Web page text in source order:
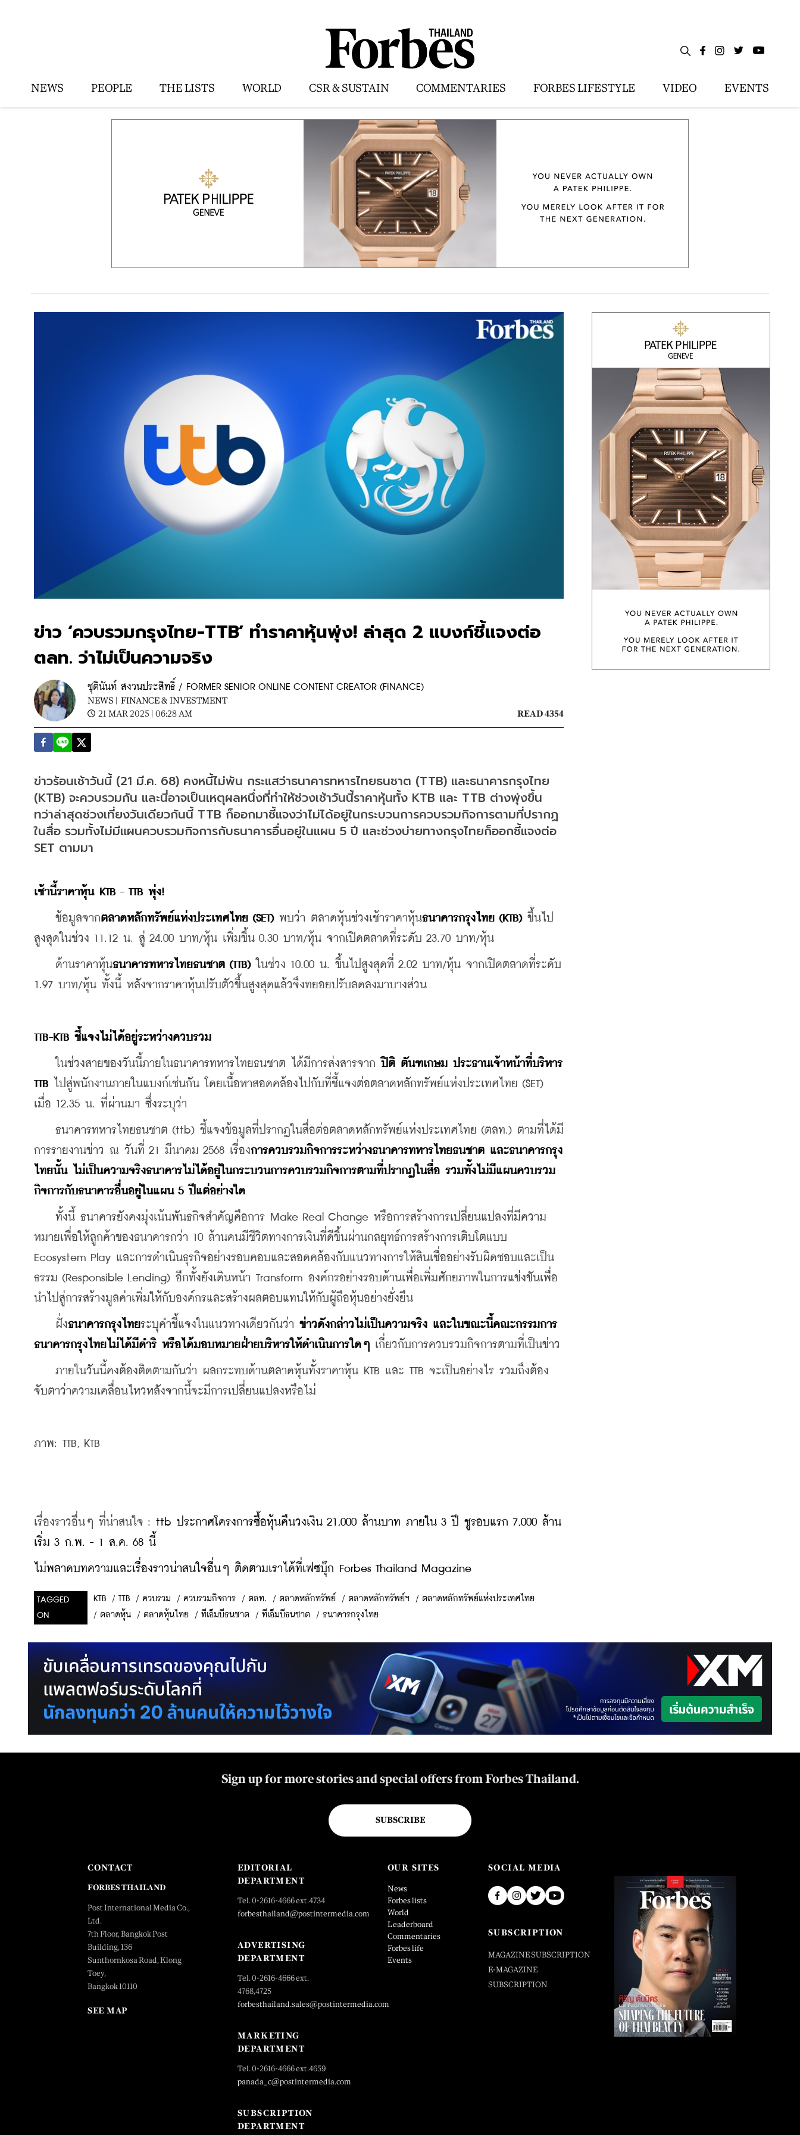
NEWS PEOPLE THE LISTS WORLD CSR & SUSTAIN COMMENTARIES FORBES LIFESTYLE VIDEO EVENTS
ข่าว ‘ควบรวมกรุงไทย-TTB’ ทำราคาหุ้นพุ่ง! ล่าสุด 2 แบงก์ชี้แจงต่อ
ตลท. ว่าไม่เป็นความจริง
ชุตินันท์ สงวนประสิทธิ์ / FORMER SENIOR ONLINE CONTENT CREATOR (FINANCE)
NEWS | FINANCE & INVESTMENT
21 MAR 2025 | 06:28 AM
READ 4354
ข่าวร้อนเช้าวันนี้ (21 มี.ค. 68) คงหนี้ไม่พ้น กระแสว่าธนาคารทหารไทยธนชาต (TTB) และธนาคารกรุงไทย
(KTB) จะควบรวมกัน และนี่อาจเป็นเหตุผลหนึ่งที่ทำให้ช่วงเช้าวันนี้ราคาหุ้นทั้ง KTB และ TTB ต่างพุ่งขึ้น
ทว่าล่าสุดช่วงเที่ยงวันเดียวกันนี้ TTB ก็ออกมาชี้แจงว่าไม่ได้อยู่ในกระบวนการควบรวมกิจการตามที่ปรากฏ
ในสื่อ รวมทั้งไม่มีแผนควบรวมกิจการกับธนาคารอื่นอยู่ในแผน 5 ปี และช่วงบ่ายทางกรุงไทยก็ออกชี้แจงต่อ
SET ตามมา
เช้านี้ราคาหุ้น KTB - TTB พุ่ง!
ข้อมูลจากตลาดหลักทรัพย์แห่งประเทศไทย (SET) พบว่า ตลาดหุ้นช่วงเช้าราคาหุ้นธนาคารกรุงไทย (KTB) ขึ้นไป
สูงสุดในช่วง 11.12 น. สู่ 24.00 บาท/หุ้น เพิ่มขึ้น 0.30 บาท/หุ้น จากเปิดตลาดที่ระดับ 23.70 บาท/หุ้น
ด้านราคาหุ้นธนาคารทหารไทยธนชาต (TTB)
ในช่วง 10.00 น. ขึ้นไปสูงสุดที่ 2.02 บาท/หุ้น จากเปิดตลาดที่ระดับ
1.97 บาท/หุ้น ทั้งนี้ หลังจากราคาหุ้นปรับตัวขึ้นสูงสุดแล้วจึงทยอยปรับลดลงมาบางส่วน
TTB-KTB ชี้แจงไม่ได้อยู่ระหว่างควบรวม
ในช่วงสายของวันนี้ภายในธนาคารทหารไทยธนชาต ได้มีการส่งสารจาก ปิติ ตันฑเกษม ประธานเจ้าหน้าที่บริหาร
TTB ไปสู่พนักงานภายในแบงก์เช่นกัน โดยเนื้อหาสอดคล้องไปกับที่ชี้แจงต่อตลาดหลักทรัพย์แห่งประเทศไทย (SET)
เมื่อ 12.35 น. ที่ผ่านมา ซึ่งระบุว่า
ธนาคารทหารไทยธนชาต (ttb) ชี้แจงข้อมูลที่ปรากฏในสื่อต่อตลาดหลักทรัพย์แห่งประเทศไทย (ตลท.) ตามที่ได้มี
การรายงานข่าว ณ วันที่ 21 มีนาคม 2568 เรื่องการควบรวมกิจการระหว่างธนาคารทหารไทยธนชาต และธนาคารกรุง
ไทยนั้น ไม่เป็นความจริงธนาคารไม่ได้อยู่ในกระบวนการควบรวมกิจการตามที่ปรากฏในสื่อ รวมทั้งไม่มีแผนควบรวม
กิจการกับธนาคารอื่นอยู่ในแผน 5 ปีแต่อย่างใด
ทั้งนี้ ธนาคารยังคงมุ่งเน้นพันธกิจสำคัญคือการ Make Real Change หรือการสร้างการเปลี่ยนแปลงที่มีความ
หมายเพื่อให้ลูกค้าของธนาคารกว่า 10 ล้านคนมีชีวิตทางการเงินที่ดีขึ้นผ่านกลยุทธ์การสร้างการเติบโตแบบ
Ecosystem Play และการดำเนินธุรกิจอย่างรอบคอบและสอดคล้องกับแนวทางการให้สินเชื่ออย่างรับผิดชอบและเป็น
ธรรม (Responsible Lending) อีกทั้งยังเดินหน้า Transform องค์กรอย่างรอบด้านเพื่อเพิ่มศักยภาพในการแข่งขันเพื่อ
นำไปสู่การสร้างมูลค่าเพิ่มให้กับองค์กรและสร้างผลตอบแทนให้กับผู้ถือหุ้นอย่างยั่งยืน
ฝั่งธนาคารกรุงไทยระบุคำชี้แจงในแนวทางเดียวกันว่า ข่าวดังกล่าวไม่เป็นความจริง และในขณะนี้คณะกรรมการ
ธนาคารกรุงไทยไม่ได้มีดำริ หรือได้มอบหมายฝ่ายบริหารให้ดำเนินการใดๆ เกี่ยวกับการควบรวมกิจการตามที่เป็นข่าว
ภายในวันนี้คงต้องติดตามกันว่า ผลกระทบด้านตลาดหุ้นทั้งราคาหุ้น KTB และ TTB จะเป็นอย่างไร รวมถึงต้อง
จับตาว่าความเคลื่อนไหวหลังจากนี้จะมีการเปลี่ยนแปลงหรือไม่
ภาพ: TTB, KTB
เรื่องราวอื่นๆ ที่น่าสนใจ : ttb ประกาศโครงการซื้อหุ้นคืนวงเงิน 21,000 ล้านบาท ภายใน 3 ปี ชูรอบแรก 7,000 ล้าน
เริ่ม 3 ก.พ. - 1 ส.ค. 68 นี้
ไม่พลาดบทความและเรื่องราวน่าสนใจอื่นๆ ติดตามเราได้ที่เฟซบุ๊ก Forbes Thailand Magazine
TAGGED
ON
KTB / TTB / ควบรวม / ควบรวมกิจการ / ตลท. / ตลาดหลักทรัพย์ / ตลาดหลักทรัพย์ฯ / ตลาดหลักทรัพย์แห่งประเทศไทย
/ ตลาดหุ้น / ตลาดหุ้นไทย / ทีเอ็มบีธนชาต / ทีเอ็มบีธนชาต / ธนาคารกรุงไทย
Sign up for more stories and special offers from Forbes Thailand.
SUBSCRIBE
CONTACT
FORBES THAILAND
Post International Media Co.,
Ltd.
7th Floor, Bangkok Post
Building, 136
Sunthornkosa Road, Klong
Toey,
Bangkok 10110
SEE MAP
EDITORIAL
DEPARTMENT
Tel. 0-2616-4666 ext.4734
forbesthailand@postintermedia.com
ADVERTISING
DEPARTMENT
Tel. 0-2616-4666 ext.
4768,4725
forbesthailand.sales@postintermedia.com
MARKETING
DEPARTMENT
Tel. 0-2616-4666 ext.4659
panada_c@postintermedia.com
SUBSCRIPTION
DEPARTMENT
OUR SITES
News
Forbes lists
World
Leaderboard
Commentaries
Forbes life
Events
SOCIAL MEDIA
SUBSCRIPTION
MAGAZINE SUBSCRIPTION
E-MAGAZINE
SUBSCRIPTION